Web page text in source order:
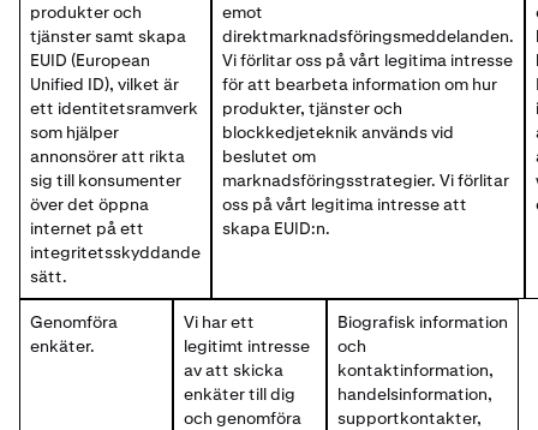
produkter och
tjänster samt skapa
EUID (European
Unified ID), vilket är
ett identitetsramverk
som hjälper
annonsörer att rikta
sig till konsumenter
över det öppna
internet på ett
integritetsskyddande
sätt.
emot
direktmarknadsföringsmeddelanden.
Vi förlitar oss på vårt legitima intresse
för att bearbeta information om hur
produkter, tjänster och
blockkedjeteknik används vid
beslutet om
marknadsföringsstrategier. Vi förlitar
oss på vårt legitima intresse att
skapa EUID:n.
Genomföra
enkäter.
Vi har ett
legitimt intresse
av att skicka
enkäter till dig
och genomföra
Biografisk information
och
kontaktinformation,
handelsinformation,
supportkontakter,